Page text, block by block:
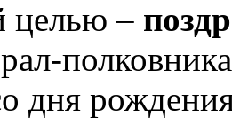
целью –
дня